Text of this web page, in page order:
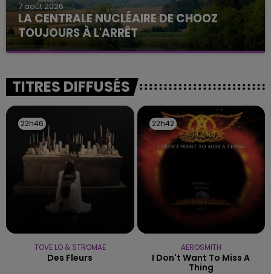
7 août 2026
LA CENTRALE NUCLÉAIRE DE CHOOZ
TOUJOURS À L'ARRÊT
Cela fait déjà une semaine que la centrale
justifiée par la sécheresse intense qui est toujours
présente.
TITRES DIFFUSÉS
22h46
22h46
TOVE LO & STROMAE
Des Fleurs
22h42
22h42
AEROSMITH
I Don't Want To Miss A
Thing